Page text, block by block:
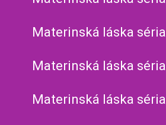
Materinská láska
Materinská láska
Materinská láska